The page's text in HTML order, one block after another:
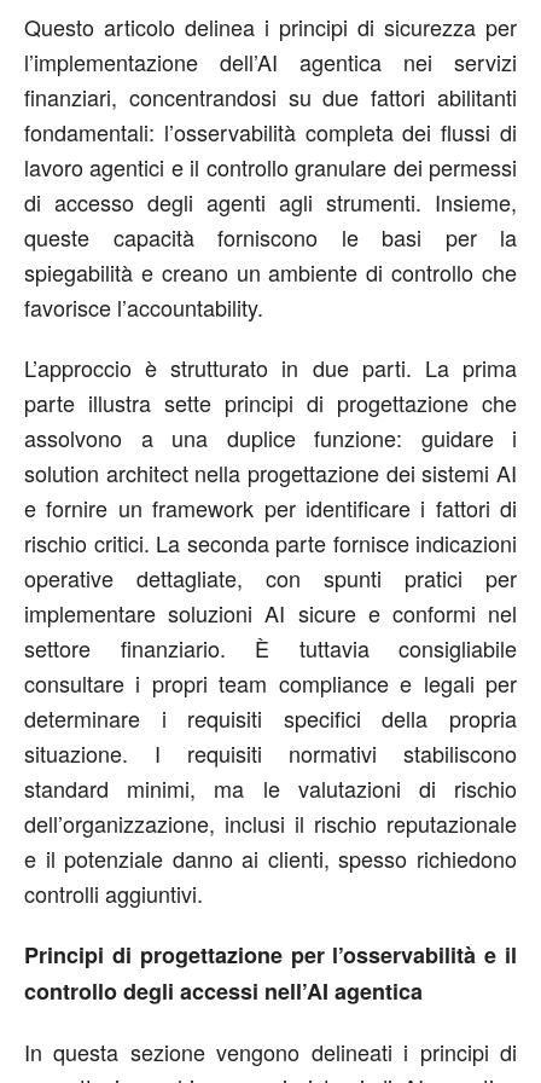
Questo articolo delinea i principi di sicurezza per
l’implementazione dell’AI agentica nei servizi
finanziari, concentrandosi su due fattori abilitanti
fondamentali: l’osservabilità completa dei flussi di
lavoro agentici e il controllo granulare dei permessi
di accesso degli agenti agli strumenti. Insieme,
queste capacità forniscono le basi per la
spiegabilità e creano un ambiente di controllo che
favorisce l’accountability.
L’approccio è strutturato in due parti. La prima
parte illustra sette principi di progettazione che
assolvono a una duplice funzione: guidare i
solution architect nella progettazione dei sistemi AI
e fornire un framework per identificare i fattori di
rischio critici. La seconda parte fornisce indicazioni
operative dettagliate, con spunti pratici per
implementare soluzioni AI sicure e conformi nel
settore finanziario. È tuttavia consigliabile
consultare i propri team compliance e legali per
determinare i requisiti specifici della propria
situazione. I requisiti normativi stabiliscono
standard minimi, ma le valutazioni di rischio
dell’organizzazione, inclusi il rischio reputazionale
e il potenziale danno ai clienti, spesso richiedono
controlli aggiuntivi.
Principi di progettazione per l’osservabilità e il
controllo degli accessi nell’AI agentica
In questa sezione vengono delineati i principi di